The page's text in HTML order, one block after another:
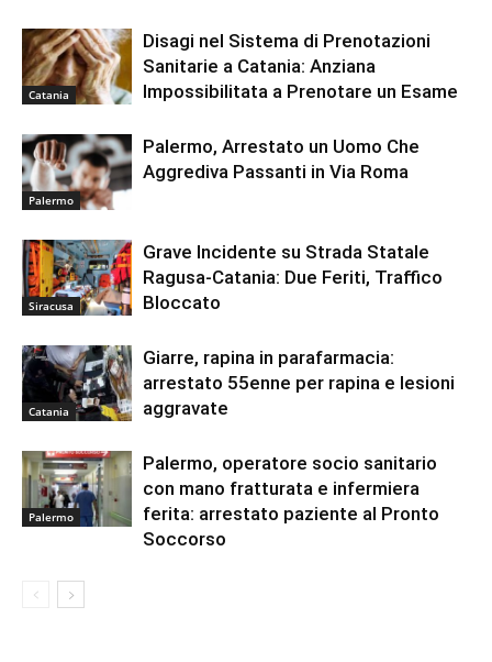
Catania
Disagi nel Sistema di Prenotazioni
Sanitarie a Catania: Anziana
Impossibilitata a Prenotare un Esame
Palermo
Palermo, Arrestato un Uomo Che
Aggrediva Passanti in Via Roma
Siracusa
Grave Incidente su Strada Statale
Ragusa-Catania: Due Feriti, Traffico
Bloccato
Catania
Giarre, rapina in parafarmacia:
arrestato 55enne per rapina e lesioni
aggravate
Palermo
Palermo, operatore socio sanitario
con mano fratturata e infermiera
ferita: arrestato paziente al Pronto
Soccorso